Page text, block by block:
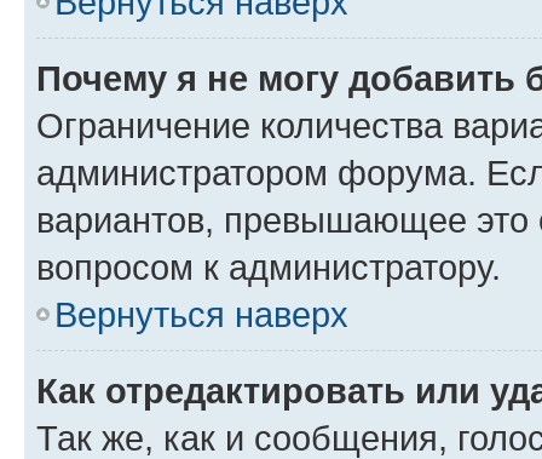
Почему я не могу добавить
Ограничение количества
администратором форума.
вариантов, превышающее это
вопросом к администратору.
Вернуться наверх
Как отредактировать или
Так же, как и сообщения,